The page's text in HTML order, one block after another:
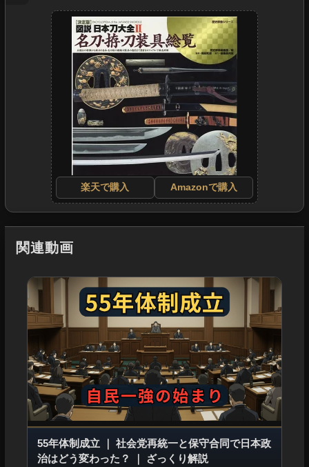
楽天で購入 Amazonで購入
関連動画
55年体制成立｜ 社会党再統一と保守合同で日本政
治はどう変わった？
｜ ざっくり解説